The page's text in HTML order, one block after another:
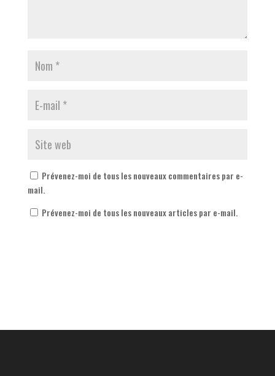
Prévenez-moi de tous les nouveaux commentaires par e-
mail.
Prévenez-moi de tous les nouveaux articles par e-mail.